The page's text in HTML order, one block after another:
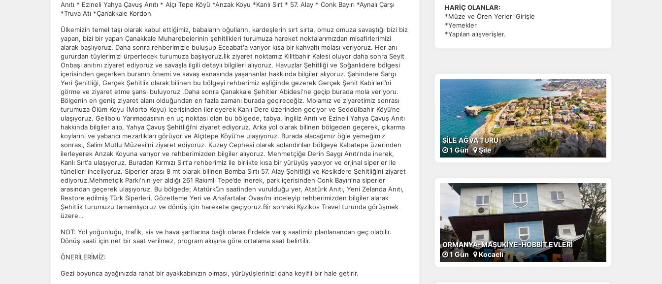
Anıtı * Ezineli Yahya Çavuş Anıtı * Alçı Tepe Köyü *Anzak Koyu *Kanlı Sırt * 57. Alay * Conk Bayırı *Aynalı Çarşı
*Truva Atı *Çanakkale Kordon
Ülkemizin temel taşı olarak kabul ettiğimiz, babaların oğulların, kardeşlerin sırt sırta, omuz omuza savaştığı bizi biz
yapan, bizi bir yapan Çanakkale Muharebelerinin şehitlikleri turumuza hareket noktalarımızdan misafirlerimizi
alarak başlıyoruz. Daha sonra rehberimizle buluşup Eceabat'a varıyor kısa bir kahvaltı molası veriyoruz. Her anı
gururdan tüylerimizi ürpertecek turumuza başlıyoruz.İlk ziyaret noktamız Kilitbahir Kalesi oluyor daha sonra Seyit
Onbaşı anıtını ziyaret ediyoruz ve savaşla ilgili detaylı bilgileri alıyoruz. Havuzlar Şehitliği ve Soğanlıdere bölgesi
içerisinden geçerken buranın önemi ve savaş esnasında yaşananlar hakkında bilgiler alıyoruz. Şahindere Sargı
Yeri Şehitliği, Gerçek Şehitlik olarak bilinen bu bölgeyi rehberimiz eşliğinde gezerek Gerçek Şehit Kabirleri’ni
görme ve ziyaret etme şansı buluyoruz .Daha sonra Çanakkale Şehitler Abidesi‘ne geçip burada mola veriyoru.
Bölgenin en geniş ziyaret alanı olduğundan en fazla zamanı burada geçireceğiz. Molamız ve ziyaretimiz sonrası
turumuza Ölüm Koyu (Morto Koyu) içerisinden ilerleyerek Kanlı Dere üzerinden geçiyor ve Seddülbahir Köyü’ne
ulaşıyoruz. Gelibolu Yarımadasının en uç noktası olan bu bölgede, tabya, İngiliz Anıtı ve Ezineli Yahya Çavuş Anıtı
hakkında bilgiler alıp, Yahya Çavuş Şehitliği’ni ziyaret ediyoruz. Arka yol olarak bilinen bölgeden geçerek, çıkarma
koylarını ve yabancı mezarlıkları görüyor ve Alçıtepe Köyü’ne ulaşıyoruz. Burada alacağımız öğle yemeğimiz
sonrası, Salim Mutlu Müzesi‘ni ziyaret ediyoruz. Kuzey Cephesi olarak adlandırılan bölgeye Kabatepe üzerinden
ilerleyerek Anzak Koyuna varıyor ve rehberimizden bilgiler alıyoruz. Mehmetçiğe Derin Saygı Anıtı‘nda inerek,
Kanlı Sırt‘a ulaşıyoruz. Buradan Kırmızı Sırt‘a rehberimiz ile birlikte kısa bir yürüyüş yapıyor ve orjinal siperler ile
tünelleri inceliyoruz. Siperler arası 8 mt olarak bilinen Bomba Sırtı 57. Alay Şehitliği ve Kesikdere Şehitliğini ziyaret
ediyoruz.Mehmetçik Parkı‘nın yer aldığı 261 Rakımlı Tepe’de inerek, park içerisinden Conk Bayırı‘na siperler
arasından geçerek ulaşıyoruz. Bu bölgede; Atatürk’ün saatinden vurulduğu yer, Atatürk Anıtı, Yeni Zelanda Anıtı,
Restore edilmiş Türk Siperleri, Gözetleme Yeri ve Anafartalar Ovası’nı inceleyip rehberimizden bilgiler alarak
Şehitlik turumuzu tamamlıyoruz ve dönüş için harekete geçiyoruz.Bir sonraki Kyzikos Travel turunda görüşmek
üzere…
NOT: Yol yoğunluğu, trafik, sis ve hava şartlarına bağlı olarak Erdek’e varış saatimiz planlanandan geç olabilir.
Dönüş saati için net bir saat verilmez, program akışına göre ortalama saat belirtilir.
ÖNERİLERİMİZ:
Gezi boyunca ayağınızda rahat bir ayakkabınızın olması, yürüyüşlerinizi daha keyifli bir hale getirir.
HARİÇ OLANLAR:
*Müze ve Ören Yerleri Girişle
*Yemekler
*Yapılan alışverişler.
ŞİLE AĞVA TURU
1 Gün Şile
ORMANYA-MAŞUKİYE-HOBBİT EVLERİ
1 Gün
Kocaeli